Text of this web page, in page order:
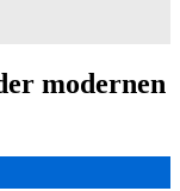
modernen